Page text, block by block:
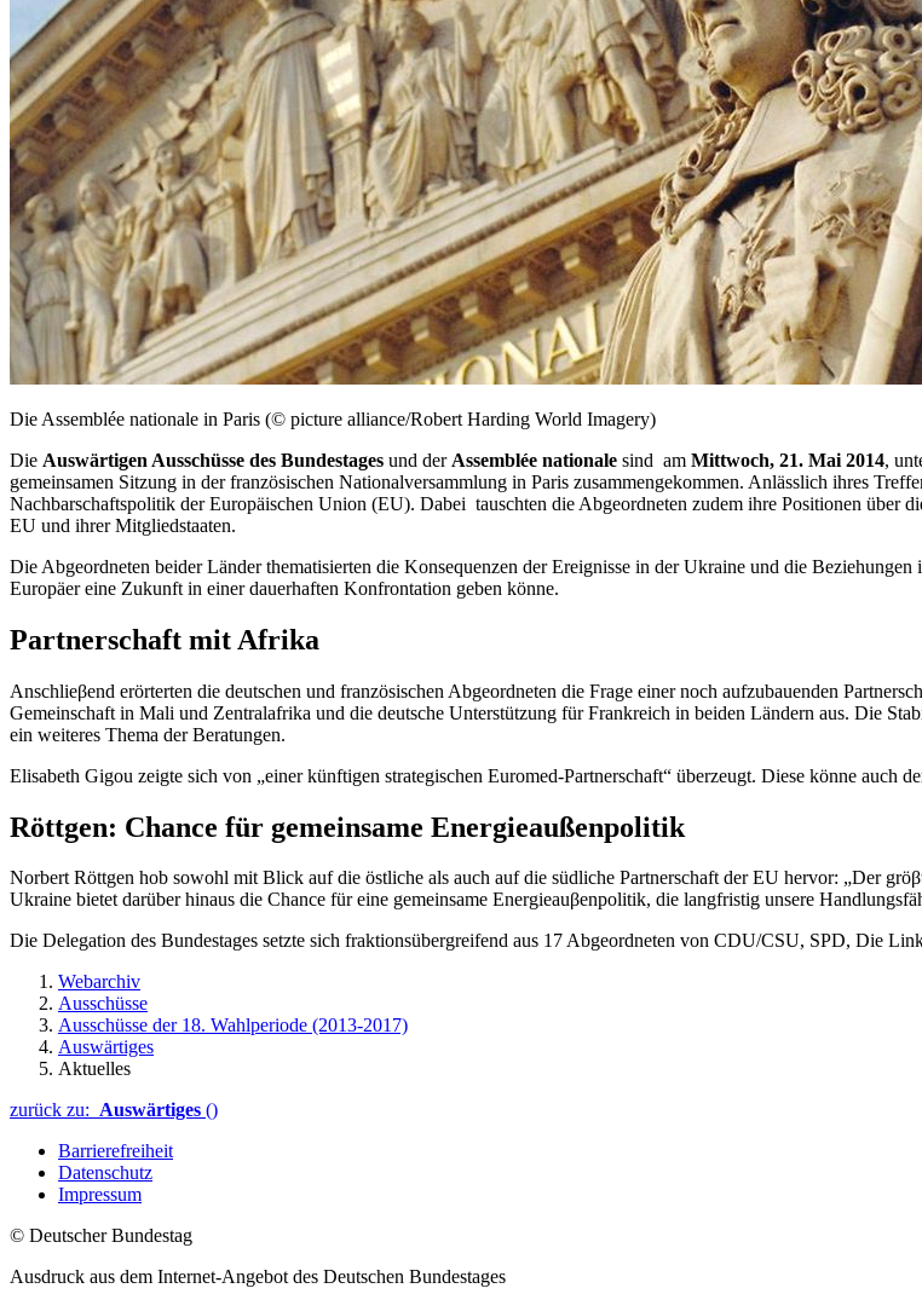
Die Assemblée nationale in Paris (© picture alliance/Robert Harding World Imagery)
Die Auswärtigen Ausschüsse des Bundestages und der Assemblée nationale sind am Mittwoch, 21. Mai 2014,
gemeinsamen Sitzung in der französischen Nationalversammlung in Paris zusammengekommen. Anlässlich ihres
Nachbarschaftspolitik der Europäischen Union (EU). Dabei tauschten die Abgeordneten zudem ihre Positionen über
EU und ihrer Mitgliedstaaten.
Die Abgeordneten beider Länder thematisierten die Konsequenzen der Ereignisse in der Ukraine und die
Europäer eine Zukunft in einer dauerhaften Konfrontation geben könne.
Partnerschaft mit Afrika
Anschlieβend erörterten die deutschen und französischen Abgeordneten die Frage einer noch aufzubauenden
Gemeinschaft in Mali und Zentralafrika und die deutsche Unterstützung für Frankreich in beiden Ländern aus. Die
ein weiteres Thema der Beratungen.
Elisabeth Gigou zeigte sich von „einer künftigen strategischen Euromed-Partnerschaft“ überzeugt. Diese könne auch
Röttgen: Chance für gemeinsame Energieaußenpolitik
Norbert Röttgen hob sowohl mit Blick auf die östliche als auch auf die südliche Partnerschaft der EU hervor: „Der
Ukraine bietet darüber hinaus die Chance für eine gemeinsame Energieauβenpolitik, die langfristig unsere
Die Delegation des Bundestages setzte sich fraktionsübergreifend aus 17 Abgeordneten von CDU/CSU, SPD, Die
Webarchiv
Ausschüsse
Ausschüsse der 18. Wahlperiode (2013-2017)
Auswärtiges
Aktuelles
zurück zu: Auswärtiges ()
Barrierefreiheit
Datenschutz
Impressum
© Deutscher Bundestag
Ausdruck aus dem Internet-Angebot des Deutschen Bundestages